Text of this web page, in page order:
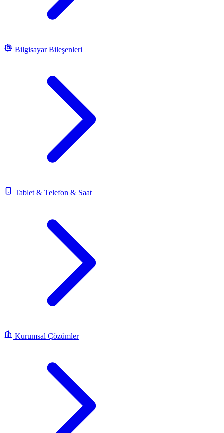
Bilgisayar Bileşenleri
Tablet & Telefon & Saat
Kurumsal Çözümler